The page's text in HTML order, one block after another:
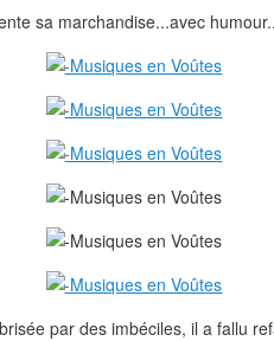
sa marchandise...avec
par des imbéciles, il a fallu